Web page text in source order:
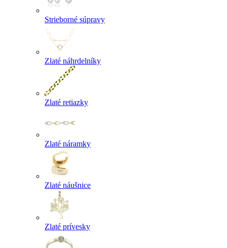
Strieborné súpravy
Zlaté náhrdelníky
Zlaté retiazky
Zlaté náramky
Zlaté náušnice
Zlaté prívesky